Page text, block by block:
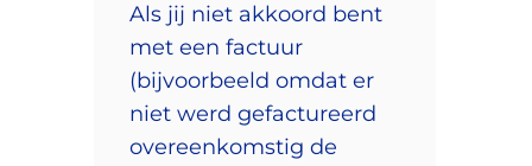
Als jij niet akkoord bent
met een factuur
(bijvoorbeeld omdat er
niet werd gefactureerd
overeenkomstig de